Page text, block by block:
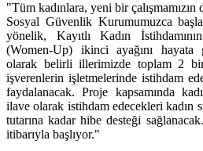
"Tüm kadınlara, yeni bir
Sosyal Güvenlik Kurumumuzca
yönelik, Kayıtlı Kadın
(Women-Up) ikinci ayağını
olarak belirli illerimizde toplam 2
işverenlerin işletmelerinde istihdam
faydalanacak. Proje kapsamında
ilave olarak istihdam edecekleri kadın
tutarına kadar hibe desteği
itibarıyla başlıyor."